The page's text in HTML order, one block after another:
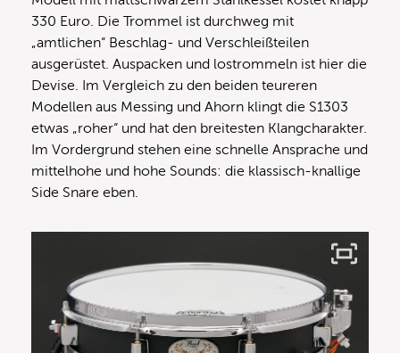
330 Euro. Die Trommel ist durchweg mit
„amtlichen“ Beschlag- und Verschleißteilen
ausgerüstet. Auspacken und lostrommeln ist hier die
Devise. Im Vergleich zu den beiden teureren
Modellen aus Messing und Ahorn klingt die S1303
etwas „roher“ und hat den breitesten Klangcharakter.
Im Vordergrund stehen eine schnelle Ansprache und
mittelhohe und hohe Sounds: die klassisch-knallige
Side Snare eben.